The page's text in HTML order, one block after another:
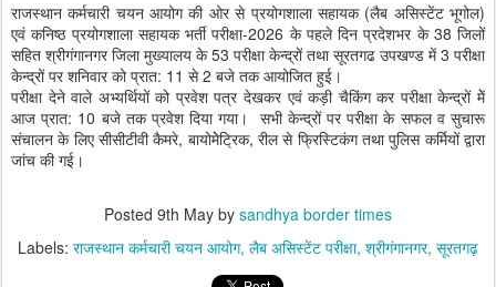
राजस्थान कर्मचारी चयन आयोग की ओर से प्रयोगशाला सहायक (लैब असिस्टेंट भूगोल)
एवं कनिष्ठ प्रयोगशाला सहायक भर्ती परीक्षा-2026 के पहले दिन प्रदेशभर के 38 जिलों
सहित श्रीगंगानगर जिला मुख्यालय के 53 परीक्षा केन्द्रों तथा सूरतगढ उपखण्ड में 3 परीक्षा
केन्द्रों पर शनिवार को प्रात: 11 से 2 बजे तक आयोजित हुई।
परीक्षा देने वाले अभ्यर्थियों को प्रवेश पत्र देखकर एवं कड़ी चैकिंग कर परीक्षा केन्द्रों मेें
आज प्रात: 10 बजे तक प्रवेश दिया गया। सभी केन्द्रों पर परीक्षा के सफल व सुचारू
संचालन के लिए सीसीटीवी कैमरे, बायोमेेट्रिक, रील से फ्रिस्टिकंग तथा पुलिस कर्मियों द्वारा
जांच की गई।
Posted 9th May by sandhya border times
Labels: राजस्थान कर्मचारी चयन आयोग लैब असिस्टेंट परीक्षा श्रीगंगानगर सूरतगढ़